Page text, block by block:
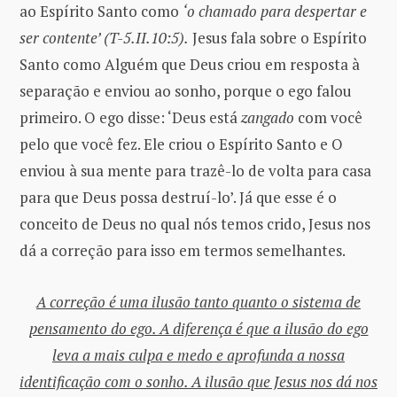
ao Espírito Santo como ‘o chamado para despertar e
ser contente’ (T-5.II.10:5). Jesus fala sobre o Espírito
Santo como Alguém que Deus criou em resposta à
separação e enviou ao sonho, porque o ego falou
primeiro. O ego disse: ‘Deus estázangado com você
pelo que você fez. Ele criou o Espírito Santo e O
enviou à sua mente para trazê-lo de volta para casa
para que Deus possa destruí-lo’. Já que esse é o
conceito de Deus no qual nós temos crido, Jesus nos
dá a correção para isso em termos semelhantes.
A correção é uma ilusão tanto quanto o sistema de
pensamento do ego. A diferença é que a ilusão do ego
leva a mais culpa e medo e aprofunda a nossa
identificação com o sonho. A ilusão que Jesus nos dá nos